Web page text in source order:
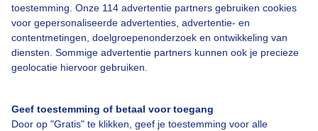
toestemming. Onze 114 advertentie partners gebruiken cookies
voor gepersonaliseerde advertenties, advertentie- en
contentmetingen, doelgroepenonderzoek en ontwikkeling van
diensten. Sommige advertentie partners kunnen ook je precieze
geolocatie hiervoor gebruiken.
Geef toestemming of betaal voor toegang
Door op "Gratis" te klikken, geef je toestemming voor alle
Bedrijfsgegevens